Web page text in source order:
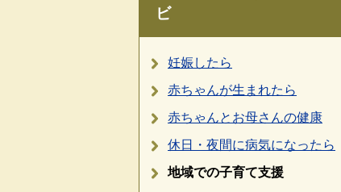
ビ
妊娠したら
赤ちゃんが生まれたら
赤ちゃんとお母さんの健康
休日・夜間に病気になったら
地域での子育て支援